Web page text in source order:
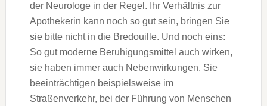
der Neurologe in der Regel. Ihr Verhältnis zur
Apothekerin kann noch so gut sein, bringen Sie
sie bitte nicht in die Bredouille. Und noch eins:
So gut moderne Beruhigungsmittel auch wirken,
sie haben immer auch Nebenwirkungen. Sie
beeinträchtigen beispielsweise im
Straßenverkehr, bei der Führung von Menschen